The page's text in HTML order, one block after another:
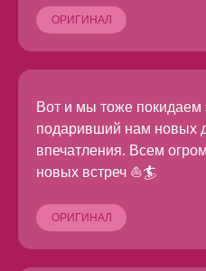
Вот и мы тоже покидаем
подаривший нам новых
впечатления. Всем
новых встреч ⛵🏄
ОРИГИНАЛ
ОРИГИНАЛ